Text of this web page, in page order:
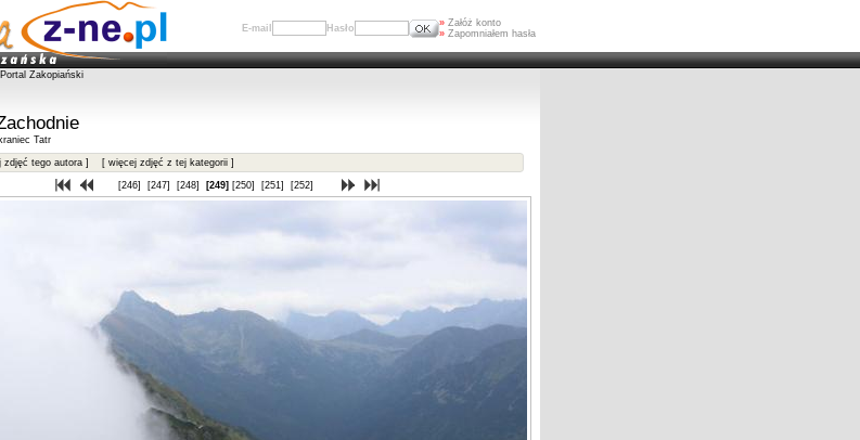
E-mail Hasło » Załóż konto
» Zapomniałem hasła
Portal Zakopiański
Tatr
zdjęć tego autora ] [ więcej zdjęć z tej kategorii ]
[246] [247] [248] [249] [250] [251] [252]